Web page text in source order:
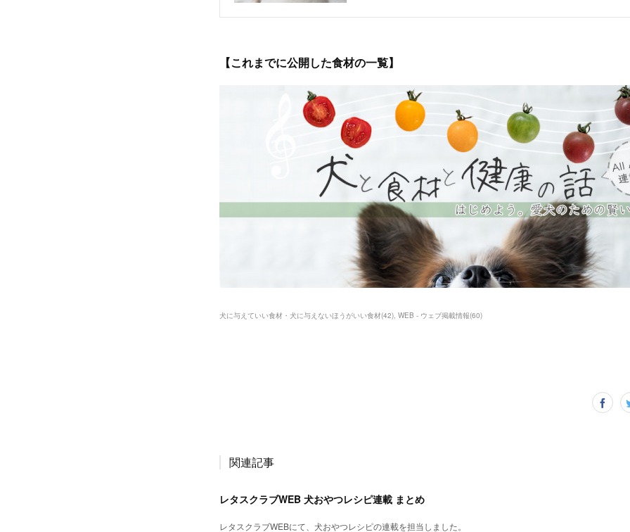
【これまでに公開した食材の一覧】
犬に与えていい食材・犬に与えないほうがいい食材(42) WEB - ウェブ掲載情報(60)
関連記事
レタスクラブWEB 犬おやつレシピ連載 まとめ
レタスクラブWEBにて、犬おやつレシピの連載を担当しました。